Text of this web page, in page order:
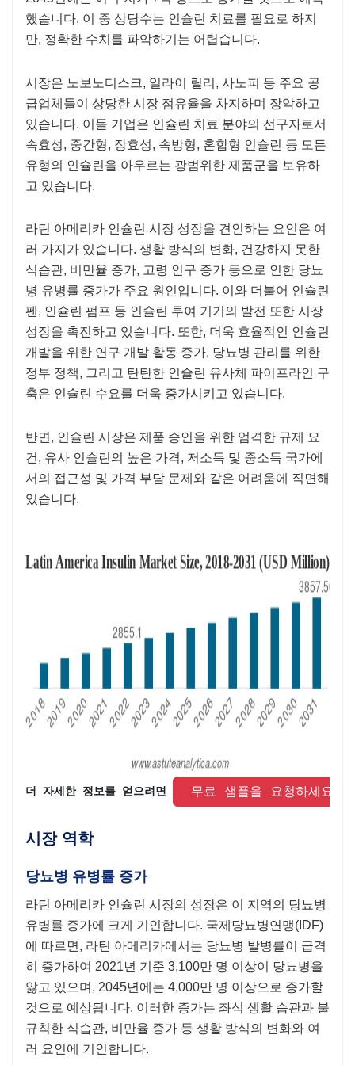
했습니다. 이 중 상당수는 인슐린 치료를 필요로 하지
만, 정확한 수치를 파악하기는 어렵습니다.
시장은 노보노디스크, 일라이 릴리, 사노피 등 주요 공
급업체들이 상당한 시장 점유율을 차지하며 장악하고
있습니다. 이들 기업은 인슐린 치료 분야의 선구자로서
속효성, 중간형, 장효성, 속방형, 혼합형 인슐린 등 모든
유형의 인슐린을 아우르는 광범위한 제품군을 보유하
고 있습니다.
라틴 아메리카 인슐린 시장 성장을 견인하는 요인은 여
러 가지가 있습니다. 생활 방식의 변화, 건강하지 못한
식습관, 비만율 증가, 고령 인구 증가 등으로 인한 당뇨
병 유병률 증가가 주요 원인입니다. 이와 더불어 인슐린
펜, 인슐린 펌프 등 인슐린 투여 기기의 발전 또한 시장
성장을 촉진하고 있습니다. 또한, 더욱 효율적인 인슐린
개발을 위한 연구 개발 활동 증가, 당뇨병 관리를 위한
정부 정책, 그리고 탄탄한 인슐린 유사체 파이프라인 구
축은 인슐린 수요를 더욱 증가시키고 있습니다.
반면, 인슐린 시장은 제품 승인을 위한 엄격한 규제 요
건, 유사 인슐린의 높은 가격, 저소득 및 중소득 국가에
서의 접근성 및 가격 부담 문제와 같은 어려움에 직면해
있습니다.
더 자세한 정보를 얻으려면 무료 샘플을 요청하세요
시장 역학
당뇨병 유병률 증가
라틴 아메리카 인슐린 시장의 성장은 이 지역의 당뇨병
유병률 증가에 크게 기인합니다. 국제당뇨병연맹(IDF)
에 따르면, 라틴 아메리카에서는 당뇨병 발병률이 급격
히 증가하여 2021년 기준 3,100만 명 이상이 당뇨병을
앓고 있으며, 2045년에는 4,000만 명 이상으로 증가할
것으로 예상됩니다. 이러한 증가는 좌식 생활 습관과 불
규칙한 식습관, 비만율 증가 등 생활 방식의 변화와 여
러 요인에 기인합니다.